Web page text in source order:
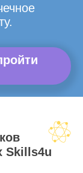
Skills4u